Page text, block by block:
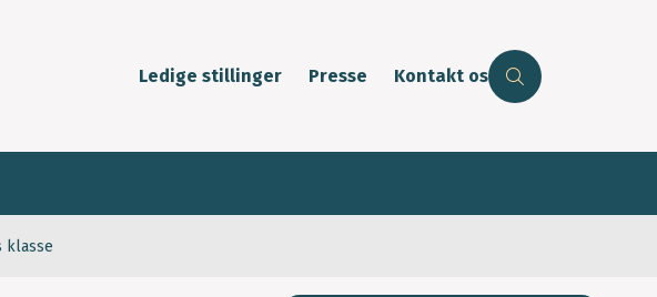
Ledige stillinger Presse Kontakt os
klasse